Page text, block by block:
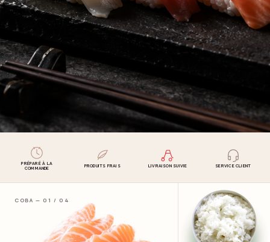
PRÉPARÉ À LA
COMMANDE
PRODUITS FRAIS LIVRAISON SUIVIE SERVICE CLIENT